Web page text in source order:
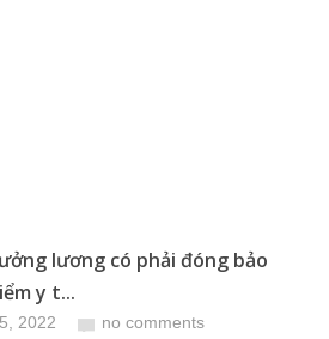
lương có phải đóng bảo
y t...
2022 no comments